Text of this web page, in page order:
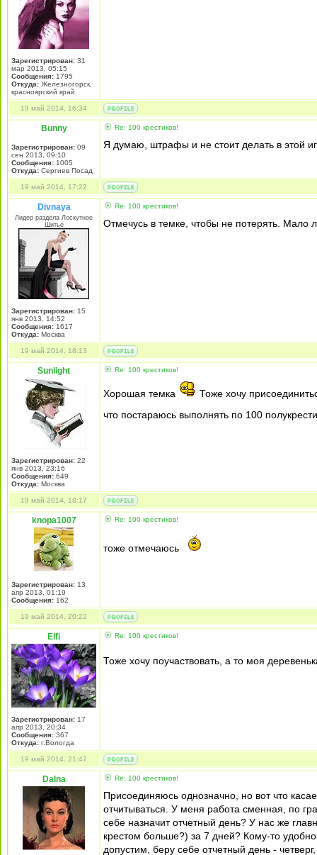
Зарегистрирован: 31
мар 2013, 05:15
Сообщения: 1795
Откуда: Железногорск,
красноярский край
19 май 2014, 16:34
Bunny
Зарегистрирован: 09
сен 2013, 09:10
Сообщения: 1005
Откуда: Сергиев Посад
Re: 100 крестиков!
Я думаю, штрафы и не стоит делать в этой
19 май 2014, 17:22
Divnaya
Лидер раздела Лоскутное
Шитье
Зарегистрирован: 15
янв 2013, 14:52
Сообщения: 1617
Откуда: Mосква
Re: 100 крестиков!
Отмечусь в темке, чтобы не потерять. Мало
19 май 2014, 18:13
Sunlight
Зарегистрирован: 22
янв 2013, 23:16
Сообщения: 649
Откуда: Москва
Re: 100 крестиков!
Хорошая темка
Тоже хочу
что постараюсь выполнять по 100
19 май 2014, 18:17
knopa1007
Зарегистрирован: 13
апр 2013, 01:19
Сообщения: 162
Re: 100 крестиков!
тоже отмечаюсь
19 май 2014, 20:22
Elfi
Зарегистрирован: 17
апр 2013, 20:34
Сообщения: 367
Откуда: г.Вологда
Re: 100 крестиков!
Тоже хочу поучаствовать, а то моя
19 май 2014, 21:47
Dalna Re: 100 крестиков!
Присоединяюсь однозначно, но вот что
отчитываться. У меня работа сменная, по
себе назначит отчетный день? У нас же
крестом больше?) за 7 дней? Кому-то
допустим, беру себе отчетный день -